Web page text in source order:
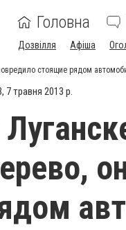
Головна
Дозвілля Афіша
стоящие рядом
7 травня 2013 р.